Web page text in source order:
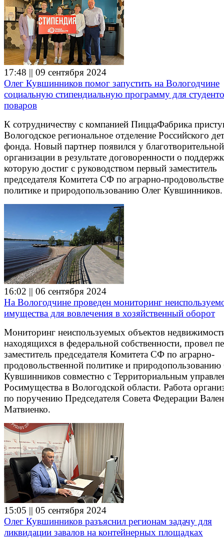
17:48 || 09 сентября 2024
Олег Кувшинников помог запустить на Вологодчине
социальную стипендиальную программу для
поваров
К сотрудничеству с компанией ПиццаФабрика
Вологодское региональное отделение Российского
фонда. Новый партнер появился у благотворительной
организации в результате договоренности о
которую достиг с руководством первый заместитель
председателя Комитета СФ по аграрно-
политике и природопользованию Олег Кувшинников.
16:02 || 06 сентября 2024
На Вологодчине проведен мониторинг
имущества для вовлечения в хозяйственный оборот
Мониторинг неиспользуемых объектов
находящихся в федеральной собственности, провел
заместитель председателя Комитета СФ по аграрно-
продовольственной политике и природопользованию
Кувшинников совместно с Территориальным
Росимущества в Вологодской области. Работа
по поручению Председателя Совета Федерации
Матвиенко.
15:05 || 05 сентября 2024
Олег Кувшинников разъяснил регионам задачу для
ликвидации завалов на контейнерных площадках